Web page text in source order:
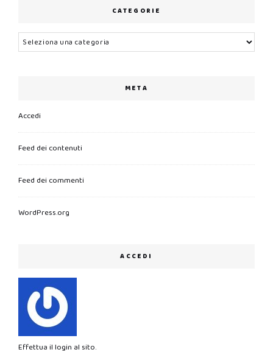
CATEGORIE
Categorie
META
Accedi
Feed dei contenuti
Feed dei commenti
WordPress.org
ACCEDI
Effettua il login al sito.